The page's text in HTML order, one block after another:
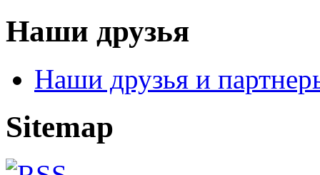
Наши друзья
Наши друзья и
Sitemap